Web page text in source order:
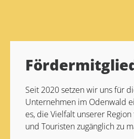
Seit 2020 setzen wir uns für
Unternehmen im Odenwald
es, die Vielfalt unserer
und Touristen zugänglich zu